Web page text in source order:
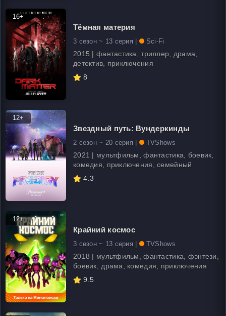
16+
Тёмная материя
3 сезон ~ 13 серия | Sci-Fi
2015 | фантастика, триллер, драма,
детектив, приключения
8
12+
Звездный путь: Вундеркинды
2 сезон ~ 20 серия | TVShows
2021 | мультфильм, фантастика, боевик,
комедия, приключения, семейный
4.3
12+
Крайний космос
3 сезон ~ 13 серия | TVShows
2018 | мультфильм, фантастика, фэнтези,
боевик, драма, комедия, приключения
9.5